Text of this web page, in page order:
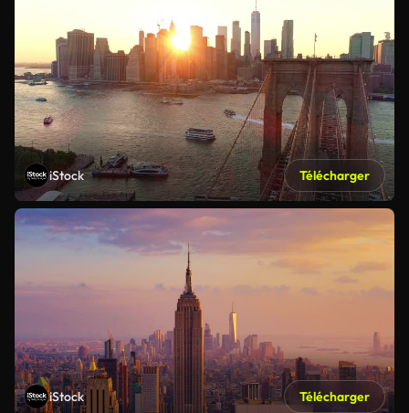
iStock Télécharger
iStock Télécharger